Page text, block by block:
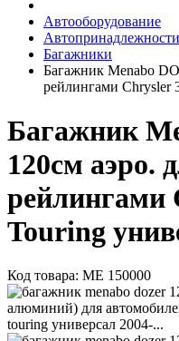
Автооборудование
Автопринадлежности
Багажники
Багажник Menabo
рейлингами Chrysler
Багажник
120см аэро.
рейлингами
Touring
Код товара: ME 150000